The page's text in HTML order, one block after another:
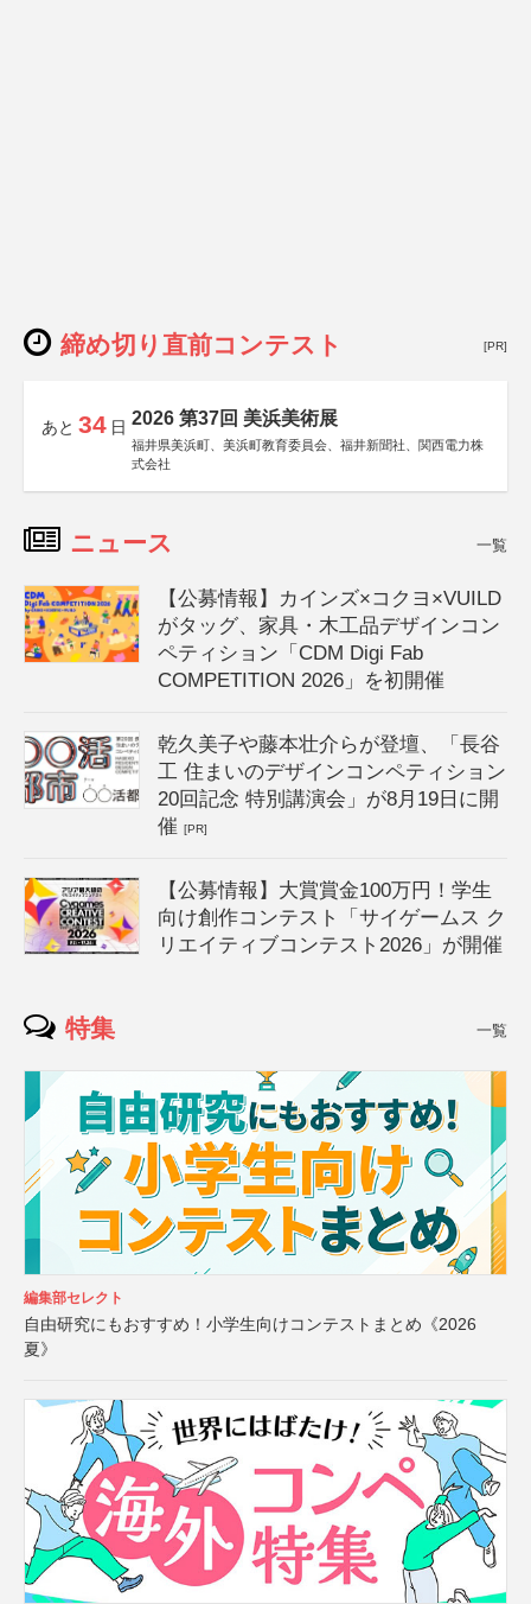
締め切り直前コンテスト [PR]
あと 34 日 2026 第37回 美浜美術展
福井県美浜町、美浜町教育委員会、福井新聞社、関西電力株
式会社
ニュース 一覧
【公募情報】カインズ×コクヨ×VUILD
がタッグ、家具・木工品デザインコン
ペティション「CDM Digi Fab
COMPETITION 2026」を初開催
乾久美子や藤本壮介らが登壇、「長谷
工 住まいのデザインコンペティション
20回記念 特別講演会」が8月19日に開
催[PR]
【公募情報】大賞賞金100万円！学生
向け創作コンテスト「サイゲームス ク
リエイティブコンテスト2026」が開催
特集 一覧
編集部セレクト
自由研究にもおすすめ！小学生向けコンテストまとめ《2026
夏》